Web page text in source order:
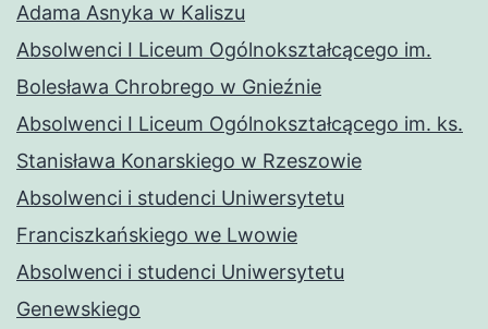
Adama Asnyka w Kaliszu
Absolwenci I Liceum Ogólnokształcącego im.
Bolesława Chrobrego w Gnieźnie
Absolwenci I Liceum Ogólnokształcącego im. ks.
Stanisława Konarskiego w Rzeszowie
Absolwenci i studenci Uniwersytetu
Franciszkańskiego we Lwowie
Absolwenci i studenci Uniwersytetu
Genewskiego